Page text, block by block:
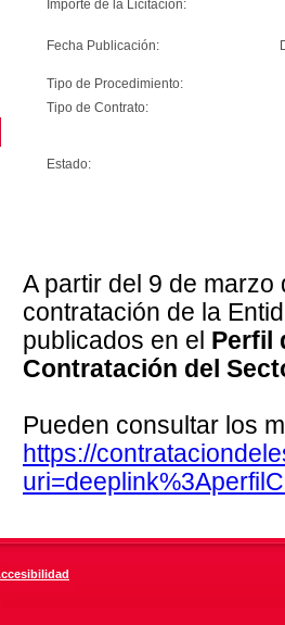
Importe de la Licitación:
Fecha Publicación:
Tipo de Procedimiento:
Tipo de Contrato:
Estado:
A partir del 9 de
contratación de la
publicados en el Perfil
Contratación del
Pueden consultar los
https://